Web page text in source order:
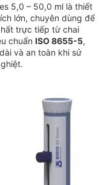
5,0 – 50,0 ml là thiết
lớn, chuyên dùng để
trực tiếp từ chai
chuẩn ISO 8655-5,
và an toàn khi sử